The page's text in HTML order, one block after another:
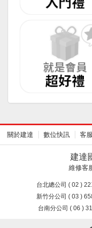
關於建達 數位快訊 客
建達
維修客
台北總公司 ( 02 )
新竹分公司 ( 03 )
台南分公司 ( 06 )